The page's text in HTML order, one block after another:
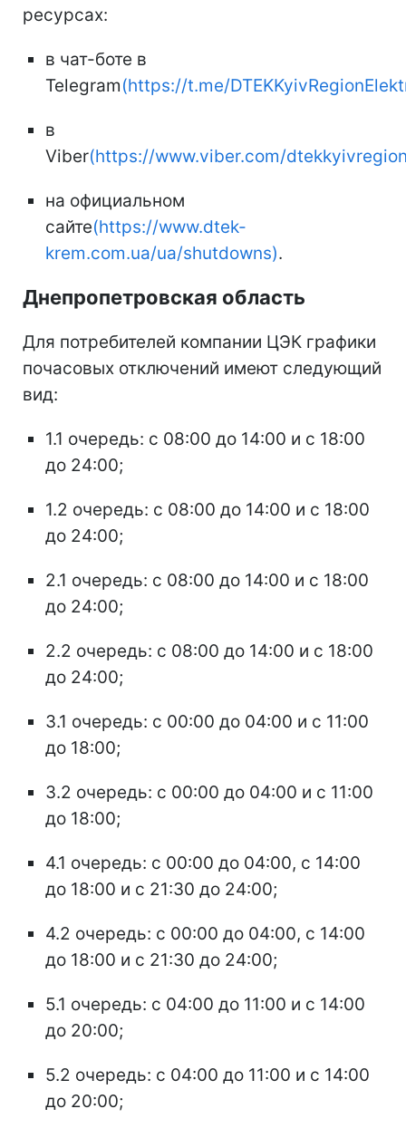
ресурсах:
в чат-боте в
Telegram(https://t.me/
в
Viber(https://www.viber.com/
на официальном
сайте(https://www.dtek-
krem.com.ua/ua/shutdowns).
Днепропетровская область
Для потребителей компании ЦЭК графики
почасовых отключений имеют следующий
вид:
1.1 очередь: с 08:00 до 14:00 и с 18:00
до 24:00;
1.2 очередь: с 08:00 до 14:00 и с 18:00
до 24:00;
2.1 очередь: с 08:00 до 14:00 и с 18:00
до 24:00;
2.2 очередь: с 08:00 до 14:00 и с 18:00
до 24:00;
3.1 очередь: с 00:00 до 04:00 и с 11:00
до 18:00;
3.2 очередь: с 00:00 до 04:00 и с 11:00
до 18:00;
4.1 очередь: с 00:00 до 04:00, с 14:00
до 18:00 и с 21:30 до 24:00;
4.2 очередь: с 00:00 до 04:00, с 14:00
до 18:00 и с 21:30 до 24:00;
5.1 очередь: с 04:00 до 11:00 и с 14:00
до 20:00;
5.2 очередь: с 04:00 до 11:00 и с 14:00
до 20:00;